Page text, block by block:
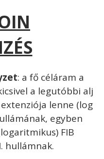
: a fő céláram a
a legutóbbi alj
lenne (log
egyben
FIB
hullámnak.